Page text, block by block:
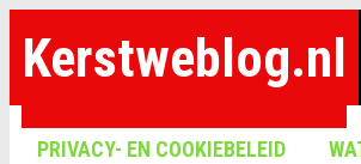
Kerstweblog.nl
PRIVACY- EN COOKIEBELEID